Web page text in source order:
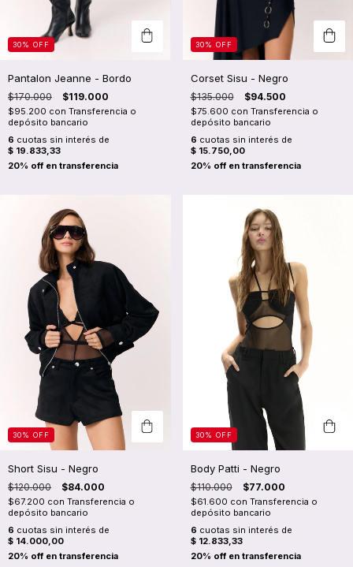
30% OFF
Pantalon Jeanne - Bordo
$170.000 $119.000
$95.200 con Transferencia o
depósito bancario
6 cuotas sin interés de
$ 19.833,33
30% OFF
Corset Sisu - Negro
$135.000 $94.500
$75.600 con Transferencia o
depósito bancario
6 cuotas sin interés de
$ 15.750,00
30% OFF
Short Sisu - Negro
$120.000 $84.000
$67.200 con Transferencia o
depósito bancario
6 cuotas sin interés de
$ 14.000,00
30% OFF
Body Patti - Negro
$110.000 $77.000
$61.600 con Transferencia o
depósito bancario
6 cuotas sin interés de
$ 12.833,33